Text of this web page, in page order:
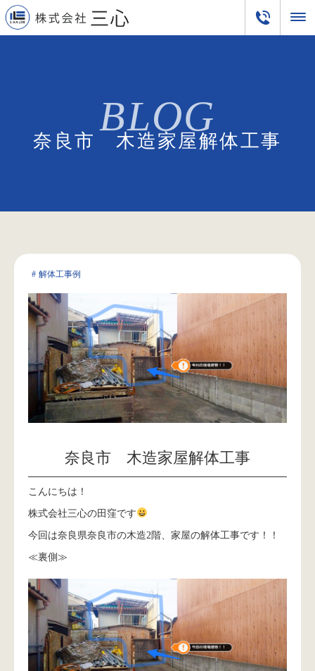
奈良市 木造家屋解体工事
解体工事例
奈良市 木造家屋解体工事
こんにちは！
株式会社三心の田窪です
今回は奈良県奈良市の木造2階、家屋の解体工事です！！
≪裏側≫